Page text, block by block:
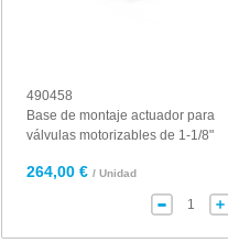
490458
Base de montaje actuador para
válvulas motorizables de 1-1/8"
264,00 € / Unidad